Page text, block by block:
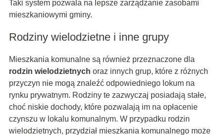
Taki system pozwala na lepsze zarządzanie zasobami
mieszkaniowymi gminy.
Rodziny wielodzietne i inne grupy
Mieszkania komunalne są również przeznaczone dla
rodzin wielodzietnych oraz innych grup, które z różnych
przyczyn nie mogą znaleźć odpowiedniego lokum na
rynku prywatnym. Rodziny te zazwyczaj posiadają stałe,
choć niskie dochody, które pozwalają im na opłacenie
czynszu w lokalu komunalnym. W przypadku rodzin
wielodzietnych, przydział mieszkania komunalnego może